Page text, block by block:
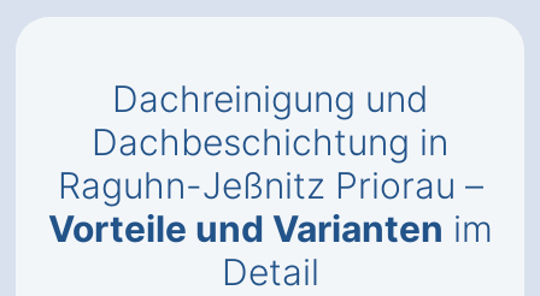
Dachreinigung und
Dachbeschichtung in
Raguhn-Jeßnitz Priorau –
Vorteile und Varianten im
Detail